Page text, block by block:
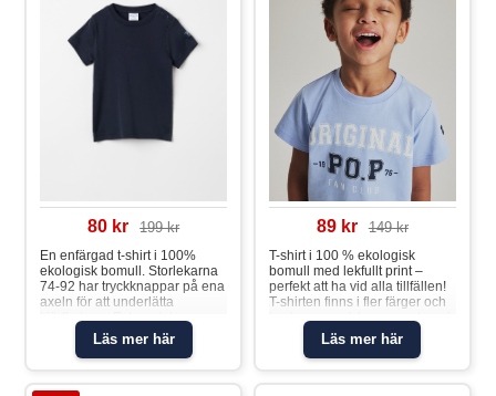
80 kr 199 kr
Läs mer här
En enfärgad t-shirt i 100%
ekologisk bomull. Storlekarna
74-92 har tryckknappar på ena
axeln för att underlätta
klädbyten. • Extra mjuka
sömmar • YKK TryckknapparT-
89 kr 149 kr
Läs mer här
T-shirt i 100 % ekologisk
bomull med lekfullt print –
perfekt att ha vid alla tillfällen!
T-shirten finns i fler färger och
tryck som matchar snyggt med
hela kollektionen. Storlekarna
86-92 har tryckknappar på ena
axeln för att underlätta